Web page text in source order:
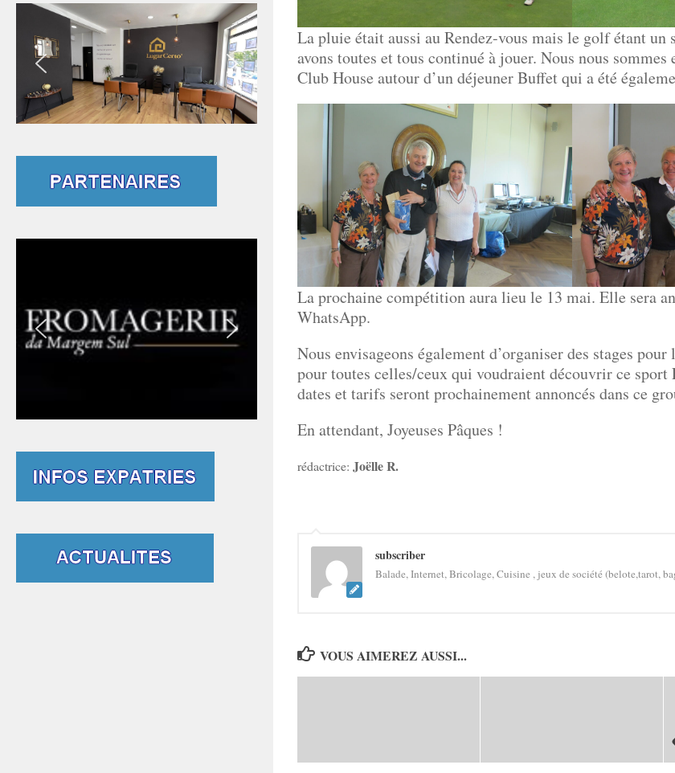
La pluie était aussi au Rendez-vous mais le golf étant un
avons toutes et tous continué à jouer. Nous nous sommes
Club House autour d’un déjeuner Buffet qui a été
La prochaine compétition aura lieu le 13 mai. Elle sera
WhatsApp.
Nous envisageons également d’organiser des stages
pour toutes celles/ceux qui voudraient découvrir ce
dates et tarifs seront prochainement annoncés dans ce
En attendant, Joyeuses Pâques !
rédactrice: JoëlleR.
subscriber
Balade, Internet, Bricolage, Cuisine , jeux de société (belote,tarot,
VOUS AIMEREZ AUSSI...